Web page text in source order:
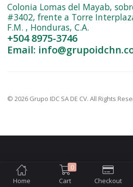
Home
0
Cart
Checkout
Colonia Lomas del Mayab,
#3402, frente a Torre
F.M. , Honduras, C.A.
+504 8975-3746
Email:
© 2026 Grupo IDC SA DE CV. All Rights